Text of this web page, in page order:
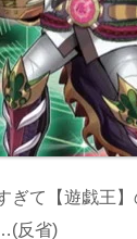
ぎて【遊戯王
反省)